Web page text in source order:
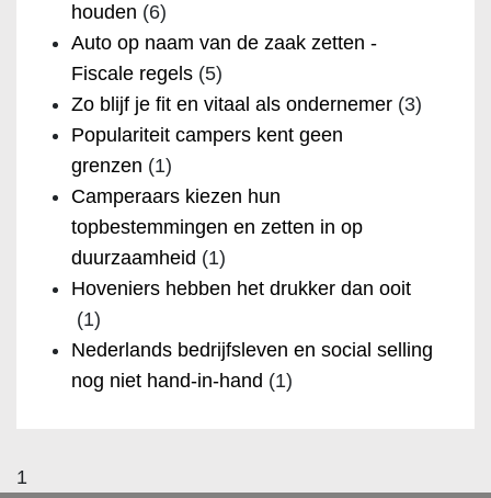
houden (6)
Auto op naam van de zaak zetten -
Fiscale regels (5)
Zo blijf je fit en vitaal als ondernemer (3)
Populariteit campers kent geen
grenzen (1)
Camperaars kiezen hun
topbestemmingen en zetten in op
duurzaamheid (1)
Hoveniers hebben het drukker dan ooit
(1)
Nederlands bedrijfsleven en social selling
nog niet hand-in-hand (1)
1